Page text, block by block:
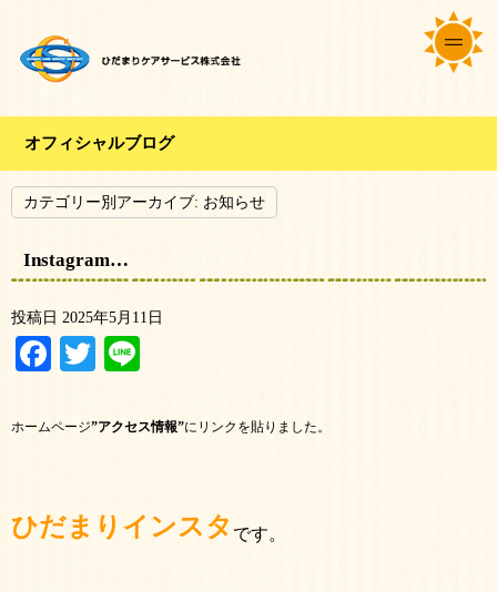
オフィシャルブログ
カテゴリー別アーカイブ: お知らせ
Instagram…
投稿日 2025年5月11日
Facebook
Twitter
ホームページ”アクセス情報”にリンクを貼りました。
ひだまりインスタ です。